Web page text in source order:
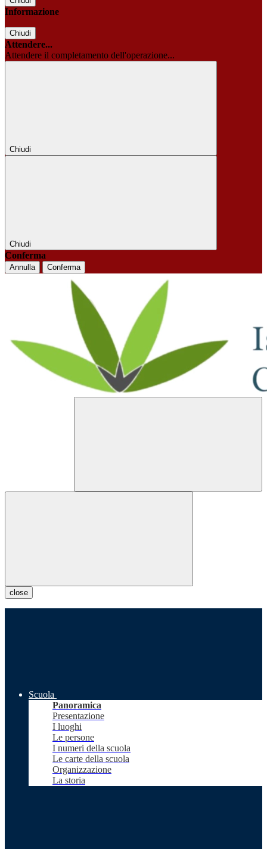
Informazione
Chiudi
Attendere...
Attendere il completamento dell'operazione...
Chiudi
Chiudi
Conferma
Annulla Conferma
close
Scuola
Panoramica
Presentazione
I luoghi
Le persone
I numeri della scuola
Le carte della scuola
Organizzazione
La storia